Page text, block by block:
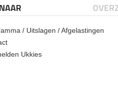
/ Uitslagen / Afgelastingen
Ukkies